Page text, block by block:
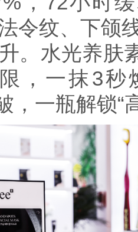
令纹、下颌
。水光养肤
，一抹3
，一瓶解锁“